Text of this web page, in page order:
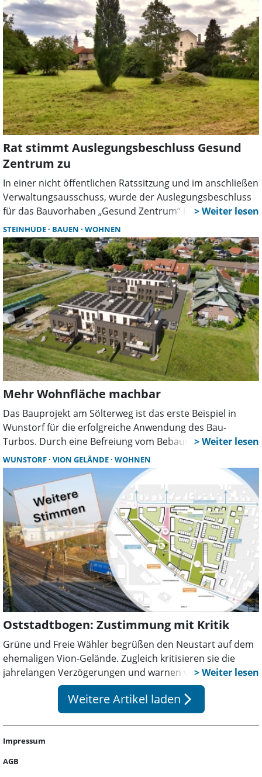
Rat stimmt Auslegungsbeschluss Gesund
Zentrum zu
In einer nicht öffentlichen Ratssitzung und im anschließen
Verwaltungsausschuss, wurde der Auslegungsbeschluss
für das Bauvorhaben „Gesund Zentrum“ in Rodenberg in
dieser Woche beschlossen.
STEINHUDE BAUEN WOHNEN
Mehr Wohnfläche machbar
Das Bauprojekt am Sölterweg ist das erste Beispiel in
Wunstorf für die erfolgreiche Anwendung des Bau-
Turbos. Durch eine Befreiung vom Bebauungsplan
entstehen 20 neue Wohnungen und rund 1.000
Quadratmeter zusätzlicher Wohnraum.
WUNSTORF VION GELÄNDE WOHNEN
Oststadtbogen: Zustimmung mit Kritik
Grüne und Freie Wähler begrüßen den Neustart auf dem
ehemaligen Vion-Gelände. Zugleich kritisieren sie die
jahrelangen Verzögerungen und warnen vor Kostenfolgen
für die Mieten. Gefordert werden mehr Tempo,
Transparenz und bezahlbarer Wohnraum.
Weitere Artikel laden arrow_forward_ios
Impressum
AGB